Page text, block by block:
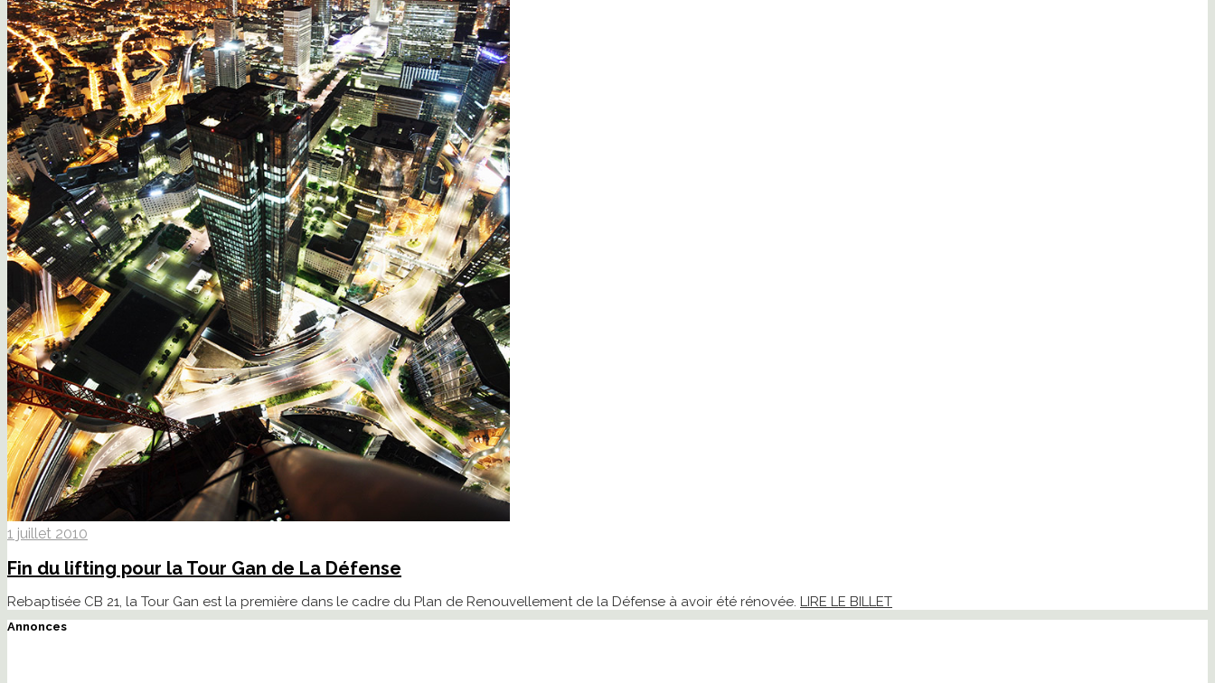
1 juillet 2010
Fin du lifting pour la Tour Gan de La Défense
Rebaptisée CB 21, la Tour Gan est la première dans le cadre du Plan de Renouvellement de la Défense à avoir été rénovée. LIRE LE BILLET
Annonces